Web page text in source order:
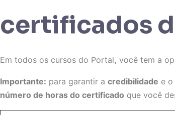
certificados
Em todos os cursos do Portal, você tem a
Importante: para garantir a credibilidade e o
número de horas do certificado que você